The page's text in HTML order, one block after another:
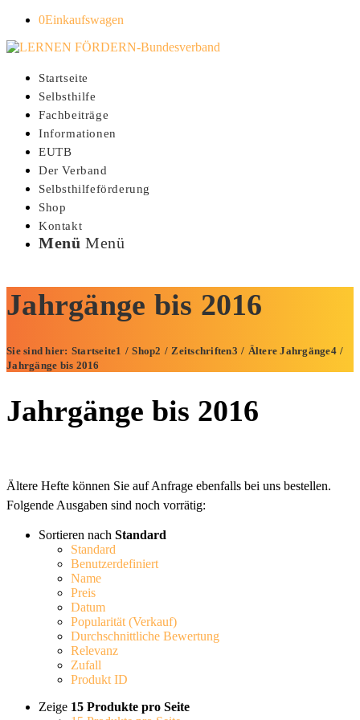
0Einkaufswagen
Startseite
Selbsthilfe
Fachbeiträge
Informationen
EUTB
Der Verband
Selbsthilfeförderung
Shop
Kontakt
Menü Menü
Jahrgänge bis 2016
Sie sind hier: Startseite1 / Shop2 / Zeitschriften3 / Ältere Jahrgänge4 /
Jahrgänge bis 2016
Jahrgänge bis 2016
Ältere Hefte können Sie auf Anfrage ebenfalls bei uns bestellen.
Folgende Ausgaben sind noch vorrätig:
Sortieren nach Standard
Standard
Benutzerdefiniert
Name
Preis
Datum
Popularität (Verkauf)
Durchschnittliche Bewertung
Relevanz
Zufall
Produkt ID
Zeige 15 Produkte pro Seite